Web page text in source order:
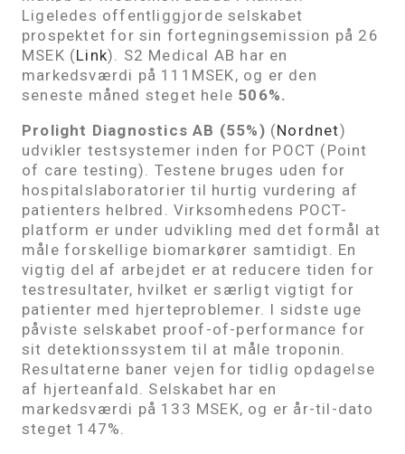
Ligeledes offentliggjorde selskabet
prospektet for sin fortegningsemission på 26
MSEK (Link). S2 Medical AB har en
markedsværdi på 111MSEK, og er den
seneste måned steget hele 506%.
Prolight Diagnostics AB (55%) (Nordnet)
udvikler testsystemer inden for POCT (Point
of care testing). Testene bruges uden for
hospitalslaboratorier til hurtig vurdering af
patienters helbred. Virksomhedens POCT-
platform er under udvikling med det formål at
måle forskellige biomarkører samtidigt. En
vigtig del af arbejdet er at reducere tiden for
testresultater, hvilket er særligt vigtigt for
patienter med hjerteproblemer. I sidste uge
påviste selskabet proof-of-performance for
sit detektionssystem til at måle troponin.
Resultaterne baner vejen for tidlig opdagelse
af hjerteanfald. Selskabet har en
markedsværdi på 133 MSEK, og er år-til-dato
steget 147%.